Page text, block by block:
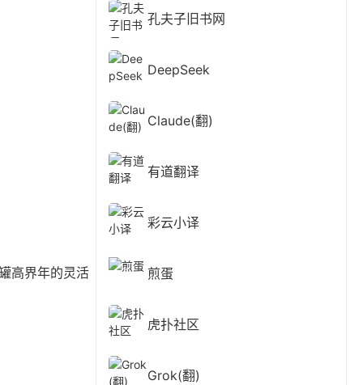
高界年的灵活
孔夫子旧书网
DeepSeek
Claude(翻)
有道翻译
彩云小译
煎蛋
虎扑社区
Grok(翻)